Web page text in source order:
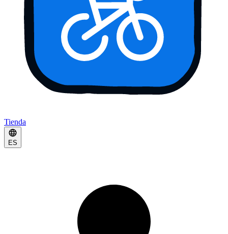
Tienda
ES